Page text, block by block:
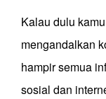
Kalau dulu
mengandalkan
hampir semua
sosial dan